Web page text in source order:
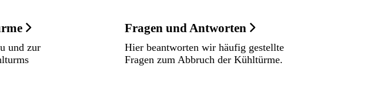
und zur
Fragen und Antworten
Hier beantworten wir häufig gestellte
Fragen zum Abbruch der Kühltürme.